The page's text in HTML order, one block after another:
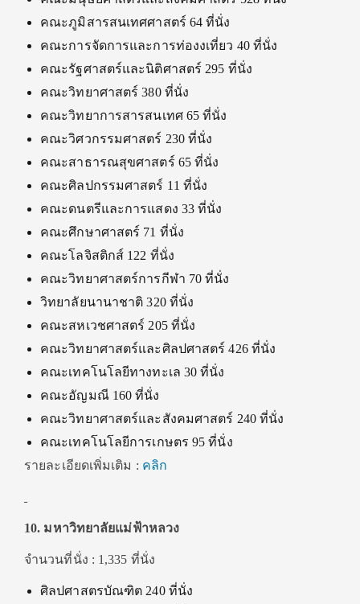
คณะภูมิสารสนเทศศาสตร์ 64 ที่นั่ง
คณะการจัดการและการท่องงเที่ยว 40 ที่นั่ง
คณะรัฐศาสตร์และนิติศาสตร์ 295 ที่นั่ง
คณะวิทยาศาสตร์ 380 ที่นั่ง
คณะวิทยาการสารสนเทศ 65 ที่นั่ง
คณะวิศวกรรมศาสตร์ 230 ที่นั่ง
คณะสาธารณสุขศาสตร์ 65 ที่นั่ง
คณะศิลปกรรมศาสตร์ 11 ที่นั่ง
คณะดนตรีและการแสดง 33 ที่นั่ง
คณะศึกษาศาสตร์ 71 ที่นั่ง
คณะโลจิสติกส์ 122 ที่นั่ง
คณะวิทยาศาสตร์การกีฬา 70 ที่นั่ง
วิทยาลัยนานาชาติ 320 ที่นั่ง
คณะสหเวชศาสตร์ 205 ที่นั่ง
คณะวิทยาศาสตร์และศิลปศาสตร์ 426 ที่นั่ง
คณะเทคโนโลยีทางทะเล 30 ที่นั่ง
คณะอัญมณี 160 ที่นั่ง
คณะวิทยาศาสตร์และสังคมศาสตร์ 240 ที่นั่ง
คณะเทคโนโลยีการเกษตร 95 ที่นั่ง
รายละเอียดเพิ่มเติม : คลิก
10. มหาวิทยาลัยแม่ฟ้าหลวง
จำนวนที่นั่ง : 1,335 ที่นั่ง
ศิลปศาสตรบัณฑิต 240 ที่นั่ง